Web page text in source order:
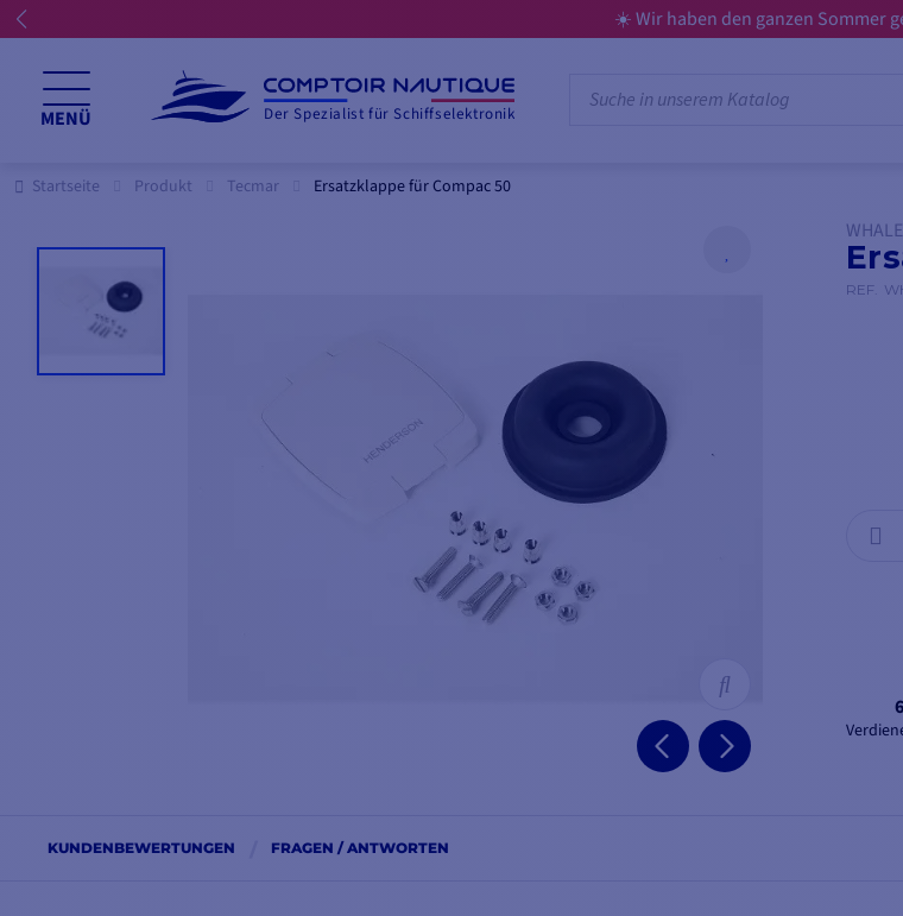
☀️ Wir haben den ganzen Sommer
MENÜ Der Spezialist für Schiffselektronik
Startseite Produkt Tecmar Ersatzklappe für Compac 50
WHALE
REF.
KUNDENBEWERTUNGEN FRAGEN / ANTWORTEN